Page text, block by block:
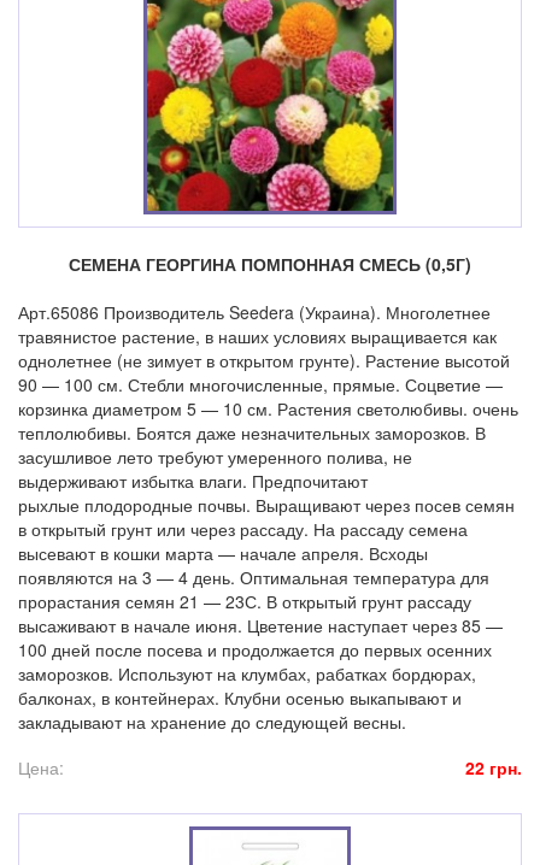
СЕМЕНА ГЕОРГИНА ПОМПОННАЯ СМЕСЬ (0,5Г)
Арт.65086 Производитель Seedera (Украина). Многолетнее
травянистое растение, в наших условиях выращивается как
однолетнее (не зимует в открытом грунте). Растение высотой
90 — 100 см. Стебли многочисленные, прямые. Соцветие —
корзинка диаметром 5 — 10 см. Растения светолюбивы. очень
теплолюбивы. Боятся даже незначительных заморозков. В
засушливое лето требуют умеренного полива, не
выдерживают избытка влаги. Предпочитают
рыхлые плодородные почвы. Выращивают через посев семян
в открытый грунт или через рассаду. На рассаду семена
высевают в кошки марта — начале апреля. Всходы
появляются на 3 — 4 день. Оптимальная температура для
прорастания семян 21 — 23С. В открытый грунт рассаду
высаживают в начале июня. Цветение наступает через 85 —
100 дней после посева и продолжается до первых осенних
заморозков. Используют на клумбах, рабатках бордюрах,
балконах, в контейнерах. Клубни осенью выкапывают и
закладывают на хранение до следующей весны.
Цена:
22 грн.